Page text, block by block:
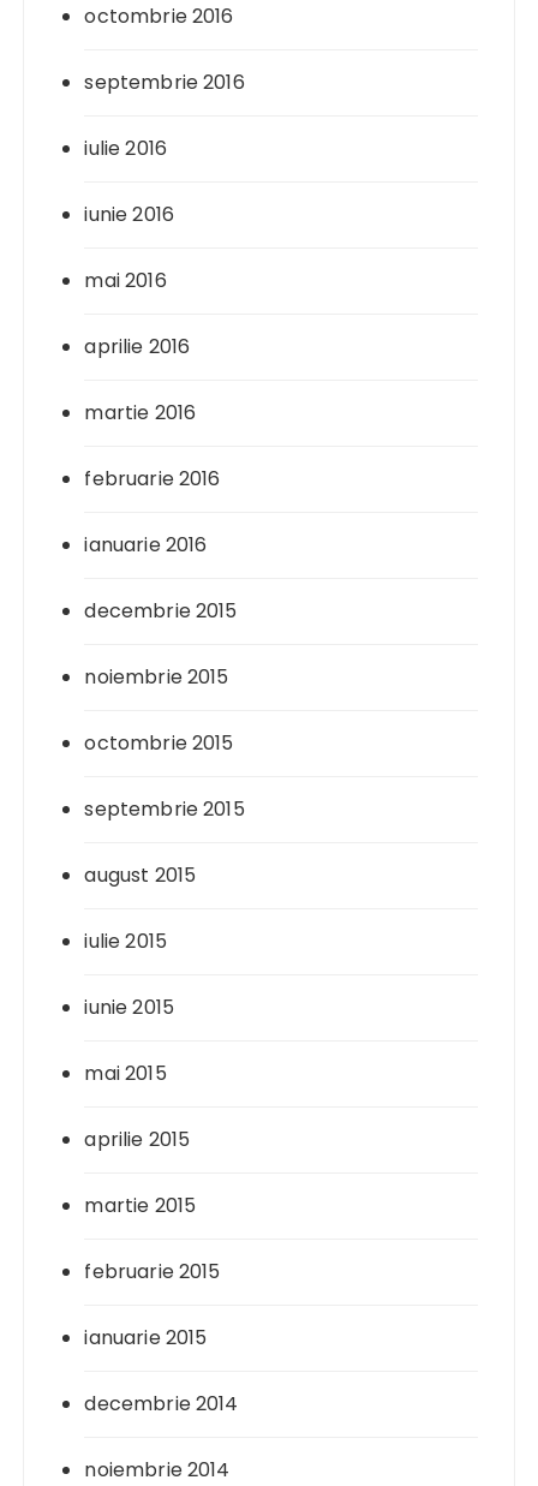
octombrie 2016
septembrie 2016
iulie 2016
iunie 2016
mai 2016
aprilie 2016
martie 2016
februarie 2016
ianuarie 2016
decembrie 2015
noiembrie 2015
octombrie 2015
septembrie 2015
august 2015
iulie 2015
iunie 2015
mai 2015
aprilie 2015
martie 2015
februarie 2015
ianuarie 2015
decembrie 2014
noiembrie 2014